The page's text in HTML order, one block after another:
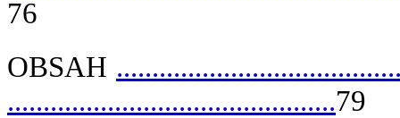
76
OBSAH
..............................................79